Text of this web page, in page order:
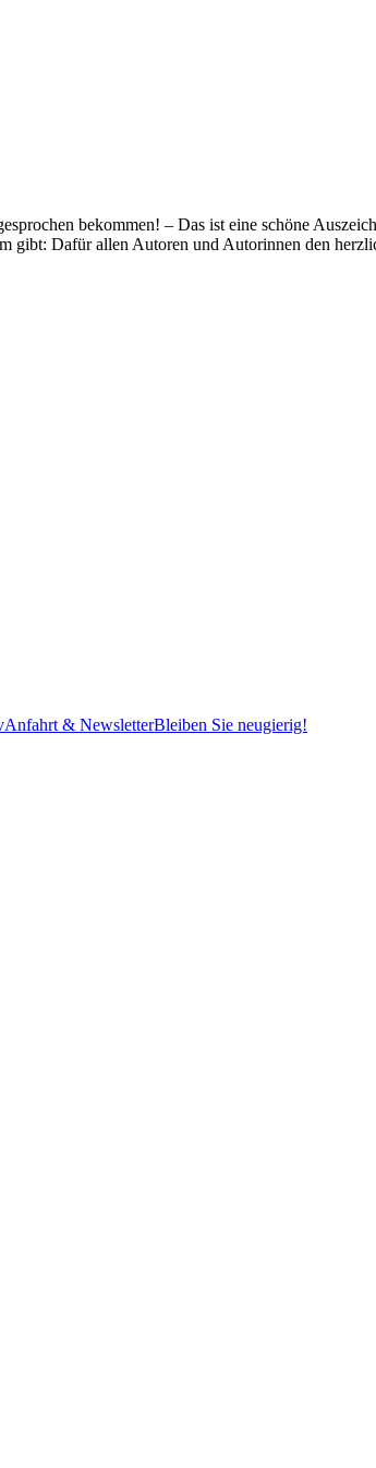
bekommen! – Das ist eine schöne
gibt: Dafür allen Autoren und Autorinnen den
Anfahrt & NewsletterBleiben Sie neugierig!